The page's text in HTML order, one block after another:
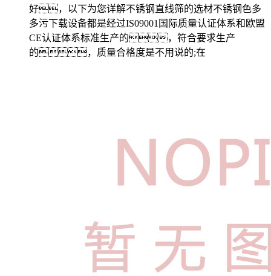
好，以下为您详解不锈钢直线筛的选材不锈钢色多
多污下载设备都是经过IS09001国际质量认证体系和欧盟
CE认证体系标准生产的，符合要求生产
的，质量合格度是不用说的;在